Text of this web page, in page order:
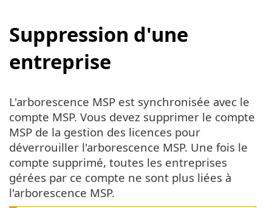
Suppression d'une
entreprise
L'arborescence MSP est synchronisée avec le
compte MSP. Vous devez supprimer le compte
MSP de la gestion des licences pour
déverrouiller l'arborescence MSP. Une fois le
compte supprimé, toutes les entreprises
gérées par ce compte ne sont plus liées à
l'arborescence MSP.